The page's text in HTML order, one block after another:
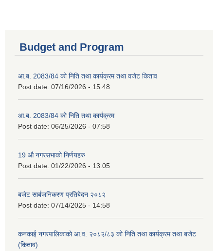
Budget and Program
आ.ब. 2083/84 को निति तथा कार्यक्रम तथा वजेट किताव
Post date: 07/16/2026 - 15:48
आ.ब. 2083/84 को निति तथा कार्यक्रम
Post date: 06/25/2026 - 07:58
19 औ नगरसभाको निर्णयहरु
Post date: 01/22/2026 - 13:05
बजेट सार्बजनिकरण प्रतिबेदन २०८२
Post date: 07/14/2025 - 14:58
कनकाई नगरपालिकाको आ.व. २०८२/८३ को निति तथा कार्यक्रम तथा बजेट
(किताव)